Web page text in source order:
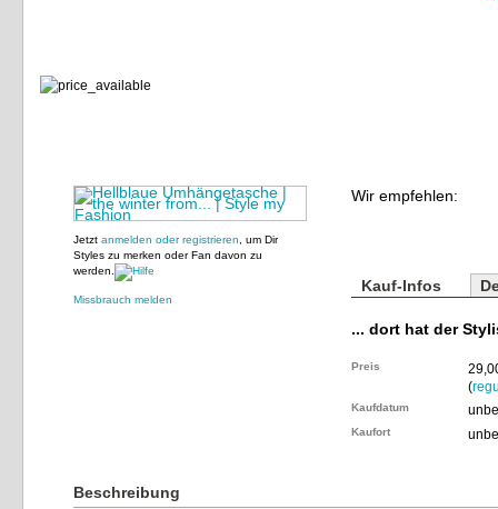
Jetzt anmelden oder registrieren , um Dir
Styles zu merken oder Fan davon zu
werden.
Missbrauch melden
Wir empfehlen:
Kauf-Infos
... dort hat der
Preis
(
Kaufdatum
Kaufort
Beschreibung